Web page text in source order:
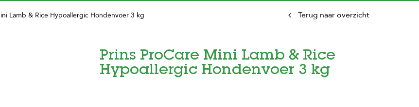
Lamb & Rice Hypoallergic Hondenvoer 3 kg Terug naar overzicht
Prins ProCare Mini Lamb & Rice
Hypoallergic Hondenvoer 3 kg